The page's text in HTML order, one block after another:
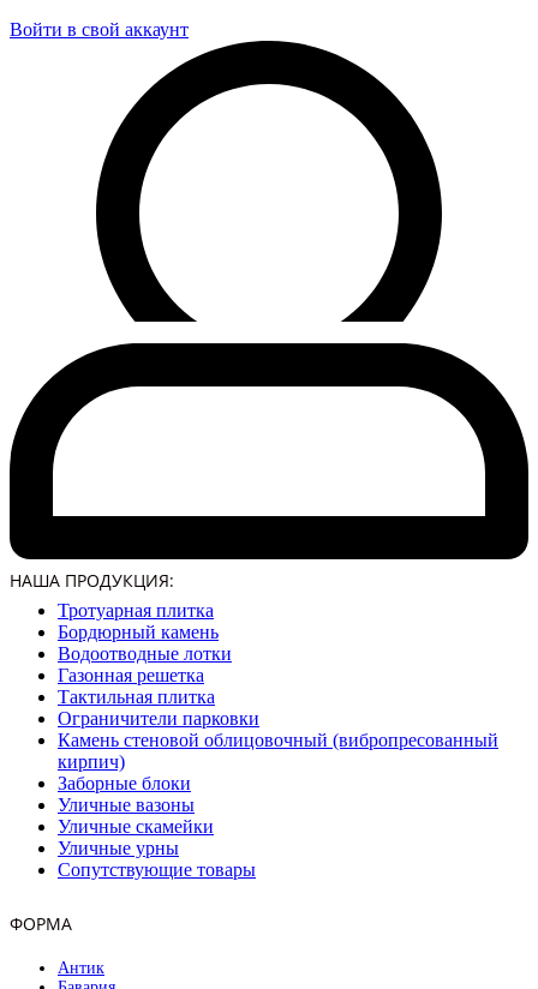
Войти в свой аккаунт
НАША ПРОДУКЦИЯ:
Тротуарная плитка
Бордюрный камень
Водоотводные лотки
Газонная решетка
Тактильная плитка
Ограничители парковки
Камень стеновой облицовочный (вибропресованный
кирпич)
Заборные блоки
Уличные вазоны
Уличные скамейки
Уличные урны
Сопутствующие товары
ФОРМА
Антик